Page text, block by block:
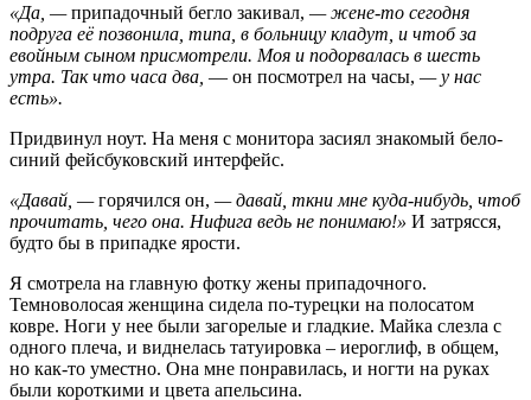
«Да, —припадочный бегло закивал, — жене-то сегодня
подруга её позвонила, типа, в больницу кладут, и чтоб за
евойным сыном присмотрели. Моя и подорвалась в шесть
утра. Так что часа два, — он посмотрел на часы, — у нас
есть».
Придвинул ноут. На меня с монитора засиял знакомый бело-
синий фейсбуковский интерфейс.
«Давай, —горячился он, — давай, ткни мне куда-нибудь, чтоб
прочитать, чего она. Нифига ведь не понимаю!» И затрясся,
будто бы в припадке ярости.
Я смотрела на главную фотку жены припадочного.
Темноволосая женщина сидела по-турецки на полосатом
ковре. Ноги у нее были загорелые и гладкие. Майка слезла с
одного плеча, и виднелась татуировка – иероглиф, в общем,
но как-то уместно. Она мне понравилась, и ногти на руках
были короткими и цвета апельсина.